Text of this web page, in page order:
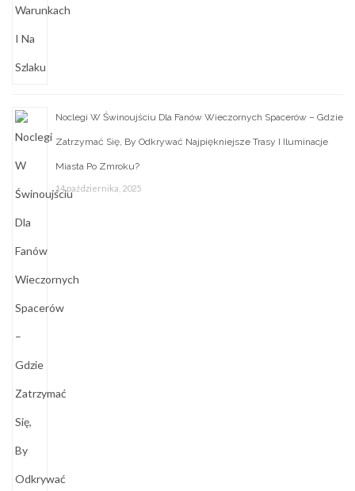
Noclegi W Świnoujściu Dla Fanów Wieczornych Spacerów – Gdzie
Zatrzymać Się, By Odkrywać Najpiękniejsze Trasy I Iluminacje
Miasta Po Zmroku?
14 października, 2025